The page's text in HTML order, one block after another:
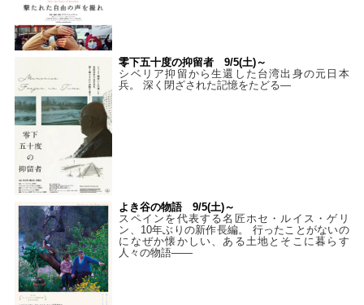
零下五十度の抑留者 9/5(土)～
シベリア抑留から生還した台湾出身の元日本
兵。 深く閉ざされた記憶をたどる—
よき谷の物語 9/5(土)～
スペインを代表する名匠ホセ・ルイス・ゲリ
ン、10年ぶりの新作長編。 行ったことがないの
になぜか懐かしい、ある土地とそこに暮らす
人々の物語――